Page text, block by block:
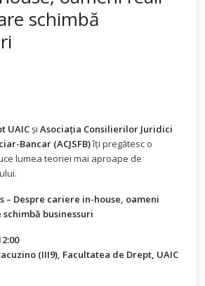
schimbă
UAICși Asociația Consilierilor Juridici
Bancar (ACJSFB)îți pregătesc o
lumea teoriei mai aproape de
– Despre cariere in-house, oameni
businessuri
(III9), Facultatea de Drept, UAIC